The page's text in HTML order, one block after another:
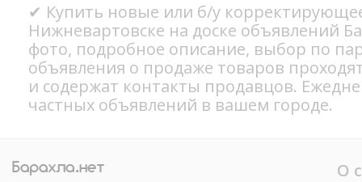
✔ Купить новые или б/у
Нижневартовске на доске объявлений
фото, подробное описание, выбор по
объявления о продаже товаров
и содержат контакты продавцов.
частных объявлений в вашем городе.
О